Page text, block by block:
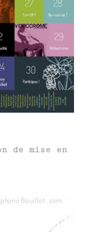
de mise en